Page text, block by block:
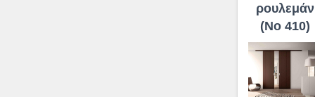
ρουλεμάν
(No 410)